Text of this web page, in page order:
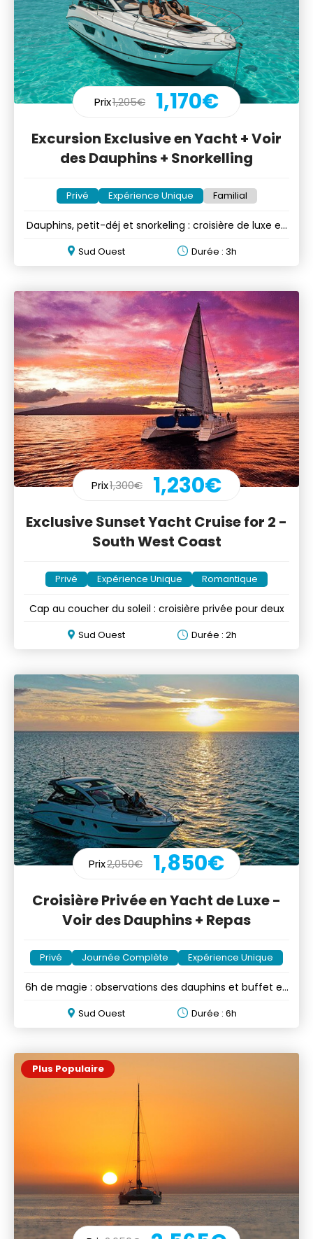
Prix1,205€ 1,170€
Excursion Exclusive en Yacht + Voir
des Dauphins + Snorkelling
Privé Expérience Unique Familial
Dauphins, petit-déj et snorkeling : croisière de luxe en
Sud Ouest Durée : 3h
Prix1,300€ 1,230€
Exclusive Sunset Yacht Cruise for 2 -
South West Coast
Privé Expérience Unique Romantique
Cap au coucher du soleil : croisière privée pour deux
Sud Ouest Durée : 2h
Prix2,050€ 1,850€
Croisière Privée en Yacht de Luxe -
Voir des Dauphins + Repas
Privé Journée Complète Expérience Unique
6h de magie : observations des dauphins et buffet en
Sud Ouest Durée : 6h
Plus Populaire